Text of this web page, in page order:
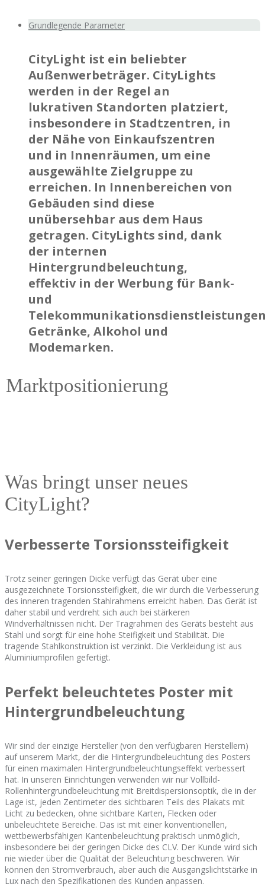
Grundlegende Parameter
CityLight ist ein beliebter
Außenwerbeträger. CityLights
werden in der Regel an
lukrativen Standorten platziert,
insbesondere in Stadtzentren, in
der Nähe von Einkaufszentren
und in Innenräumen, um eine
ausgewählte Zielgruppe zu
erreichen. In Innenbereichen von
Gebäuden sind diese
unübersehbar aus dem Haus
getragen. CityLights sind, dank
der internen
Hintergrundbeleuchtung,
effektiv in der Werbung für Bank-
und
Getränke, Alkohol und
Modemarken.
Marktpositionierung
Was bringt unser neues
CityLight?
Verbesserte Torsionssteifigkeit
Trotz seiner geringen Dicke verfügt das Gerät über eine
ausgezeichnete Torsionssteifigkeit, die wir durch die Verbesserung
des inneren tragenden Stahlrahmens erreicht haben. Das Gerät ist
daher stabil und verdreht sich auch bei stärkeren
Windverhältnissen nicht. Der Tragrahmen des Geräts besteht aus
Stahl und sorgt für eine hohe Steifigkeit und Stabilität. Die
tragende Stahlkonstruktion ist verzinkt. Die Verkleidung ist aus
Aluminiumprofilen gefertigt.
Perfekt beleuchtetes Poster mit
Hintergrundbeleuchtung
Wir sind der einzige Hersteller (von den verfügbaren Herstellern)
auf unserem Markt, der die Hintergrundbeleuchtung des Posters
für einen maximalen Hintergrundbeleuchtungseffekt verbessert
hat. In unseren Einrichtungen verwenden wir nur Vollbild-
Rollenhintergrundbeleuchtung mit Breitdispersionsoptik, die in der
Lage ist, jeden Zentimeter des sichtbaren Teils des Plakats mit
Licht zu bedecken, ohne sichtbare Karten, Flecken oder
unbeleuchtete Bereiche. Das ist mit einer konventionellen,
wettbewerbsfähigen Kantenbeleuchtung praktisch unmöglich,
insbesondere bei der geringen Dicke des CLV. Der Kunde wird sich
nie wieder über die Qualität der Beleuchtung beschweren. Wir
können den Stromverbrauch, aber auch die Ausgangslichtstärke in
Lux nach den Spezifikationen des Kunden anpassen.